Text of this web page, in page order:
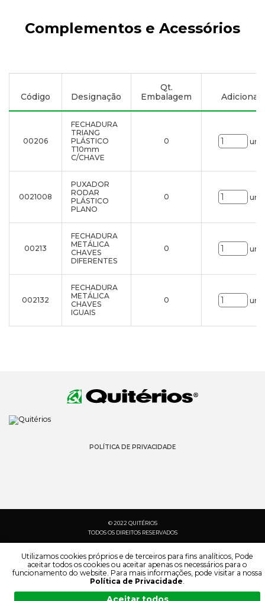
Complementos e Acessórios
Código Designação
Qt.
Embalagem
Adicionar
00206
FECHADURA
TRIANG
PLÁSTICO
T10mm
C/CHAVE
0 uni.
0021008
PUXADOR
RODAR
PLÁSTICO
PLANO
0 uni.
00213
FECHADURA
METÁLICA
CHAVES
DIFERENTES
0 uni.
002132
FECHADURA
METÁLICA
CHAVES
IGUAIS
0 uni.
POLÍTICA DE PRIVACIDADE
© 2022 QUITÉRIOS
TODOS OS DIREITOS RESERVADOS
Utilizamos cookies próprios e de terceiros para fins analíticos, Pode
aceitar todos os cookies ou aceitar apenas os necessários para o
funcionamento do website. Para mais informações, pode visitar a nossa
Política de Privacidade.